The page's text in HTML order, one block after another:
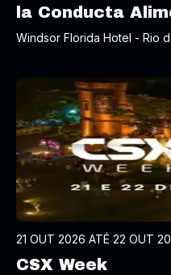
la Conducta
Windsor Florida Hotel - Rio
21 OUT 2026 ATÉ 22 OUT
CSX Week